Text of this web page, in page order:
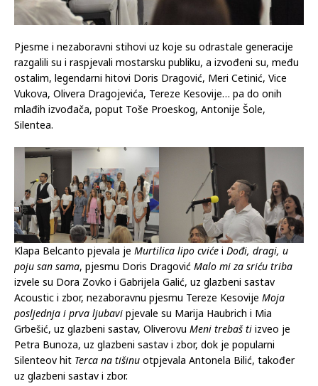
Pjesme i nezaboravni stihovi uz koje su odrastale generacije
razgalili su i raspjevali mostarsku publiku, a izvođeni su, među
ostalim, legendarni hitovi Doris Dragović, Meri Cetinić, Vice
Vukova, Olivera Dragojevića, Tereze Kesovije… pa do onih
mlađih izvođača, poput Toše Proeskog, Antonije Šole,
Silentea.
Klapa Belcanto pjevala je Murtilica lipo cviće i Dođi, dragi, u
poju san sama, pjesmu Doris Dragović Malo mi za sriću triba
izvele su Dora Zovko i Gabrijela Galić, uz glazbeni sastav
Acoustic i zbor, nezaboravnu pjesmu Tereze Kesovije Moja
posljednja i prva ljubavi pjevale su Marija Haubrich i Mia
Grbešić, uz glazbeni sastav, Oliverovu Meni trebaš ti izveo je
Petra Bunoza, uz glazbeni sastav i zbor, dok je popularni
Silenteov hit Terca na tišinu otpjevala Antonela Bilić, također
uz glazbeni sastav i zbor.